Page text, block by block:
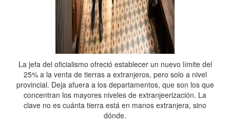
La jefa del oficialismo ofreció establecer un nuevo límite del
25% a la venta de tierras a extranjeros, pero solo a nivel
provincial. Deja afuera a los departamentos, que son los que
concentran los mayores niveles de extranjeerización. La
clave no es cuánta tierra está en manos extranjera, sino
dónde.